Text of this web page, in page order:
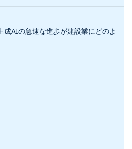
成AIの急速な進歩が建設業にどのよ